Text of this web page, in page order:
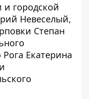
городской
Невеселый,
Степан
Екатерина